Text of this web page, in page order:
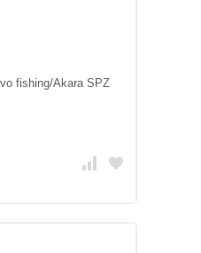
fishing/Akara SPZ